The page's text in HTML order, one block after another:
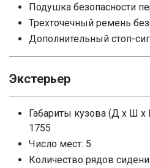
Подушка безопасности
Трехточечный ремень
Дополнительный стоп-
Экстерьер
Габариты кузова (Д x Ш x
1755
Число мест: 5
Количество рядов